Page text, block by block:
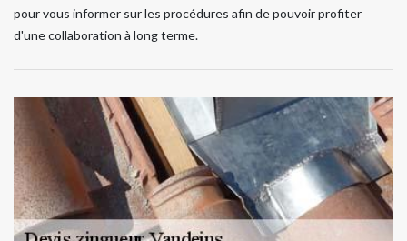
pour vous informer sur les procédures afin de pouvoir profiter
d'une collaboration à long terme.